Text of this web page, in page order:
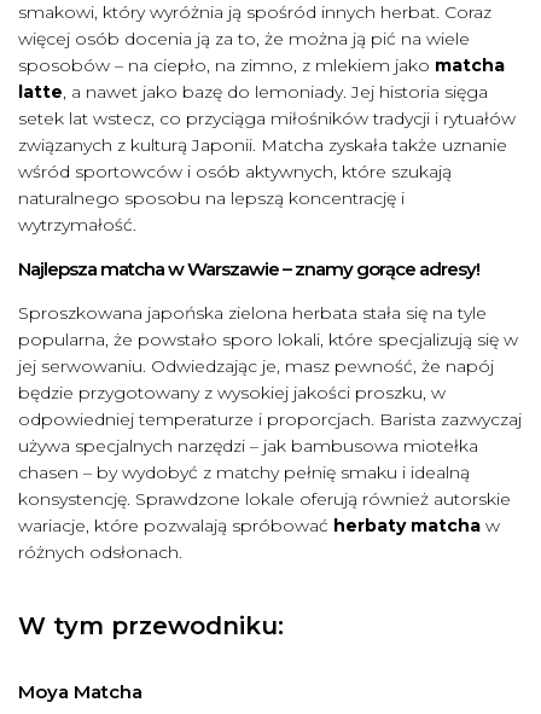
smakowi, który wyróżnia ją spośród innych herbat. Coraz
więcej osób docenia ją za to, że można ją pić na wiele
sposobów – na ciepło, na zimno, z mlekiem jako matcha
latte, a nawet jako bazę do lemoniady. Jej historia sięga
setek lat wstecz, co przyciąga miłośników tradycji i rytuałów
związanych z kulturą Japonii. Matcha zyskała także uznanie
wśród sportowców i osób aktywnych, które szukają
naturalnego sposobu na lepszą koncentrację i
wytrzymałość.
Najlepsza matcha w Warszawie – znamy gorące adresy!
Sproszkowana japońska zielona herbata stała się na tyle
popularna, że powstało sporo lokali, które specjalizują się w
jej serwowaniu. Odwiedzając je, masz pewność, że napój
będzie przygotowany z wysokiej jakości proszku, w
odpowiedniej temperaturze i proporcjach. Barista zazwyczaj
używa specjalnych narzędzi – jak bambusowa miotełka
chasen – by wydobyć z matchy pełnię smaku i idealną
konsystencję. Sprawdzone lokale oferują również autorskie
wariacje, które pozwalają spróbować herbaty matcha w
różnych odsłonach.
W tym przewodniku:
Moya Matcha